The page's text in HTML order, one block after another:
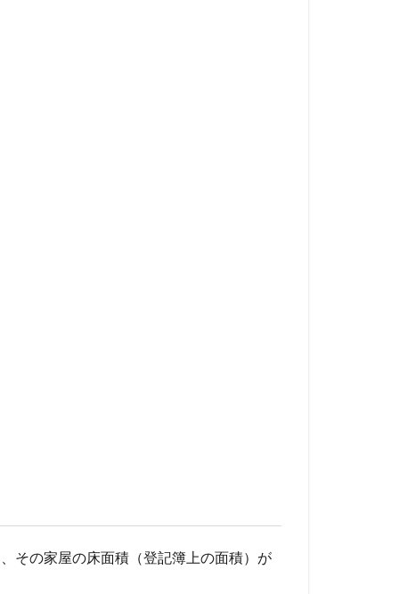
その家屋の床面積（登記簿上の面積）が